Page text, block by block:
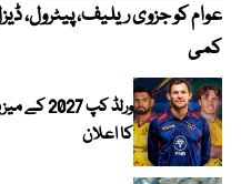
عوام کو جزوی ریلیف، پیٹرول،
کمی
ورلڈ کپ
کا اعلان